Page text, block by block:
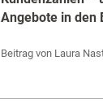
Angebote in den
Beitrag von Laura